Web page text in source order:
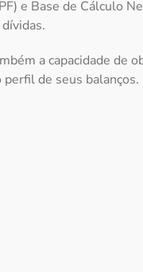
e Base de Cálculo
a capacidade de
de seus balanços.